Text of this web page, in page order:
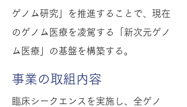
ゲノム研究」を推進することで、現在
のゲノム医療を凌駕する「新次元ゲノ
ム医療」の基盤を構築する。
事業の取組内容
臨床シークエンスを実施し、全ゲノ